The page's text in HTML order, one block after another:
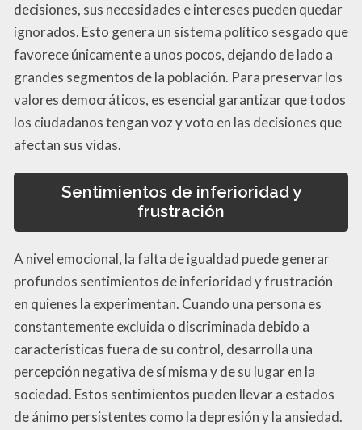
decisiones, sus necesidades e intereses pueden quedar
ignorados. Esto genera un sistema político sesgado que
favorece únicamente a unos pocos, dejando de lado a
grandes segmentos de la población. Para preservar los
valores democráticos, es esencial garantizar que todos
los ciudadanos tengan voz y voto en las decisiones que
afectan sus vidas.
Sentimientos de inferioridad y
frustración
A nivel emocional, la falta de igualdad puede generar
profundos sentimientos de inferioridad y frustración
en quienes la experimentan. Cuando una persona es
constantemente excluida o discriminada debido a
características fuera de su control, desarrolla una
percepción negativa de sí misma y de su lugar en la
sociedad. Estos sentimientos pueden llevar a estados
de ánimo persistentes como la depresión y la ansiedad.